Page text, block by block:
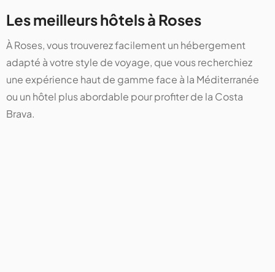
Les meilleurs hôtels à Roses
À Roses, vous trouverez facilement un hébergement
adapté à votre style de voyage, que vous recherchiez
une expérience haut de gamme face à la Méditerranée
ou un hôtel plus abordable pour profiter de la Costa
Brava.